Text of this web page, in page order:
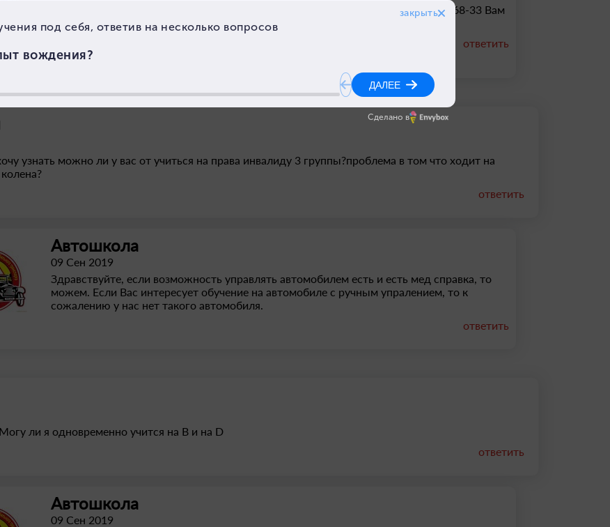
Здравствуйте. Новая группа стартует во второй половине октября. По тел 38-68-33 Вам
все подробно все расскажут, запишут Вас и пригласят на первое занятие.
ответить
узнать можно ли у вас от учиться на права инвалиду 3 группы?проблема в том что ходит на
ответить
Автошкола
09 Сен 2019
Здравствуйте, если возможность управлять автомобилем есть и есть мед справка, то
можем. Если Вас интересует обучение на автомобиле с ручным упралением, то к
сожалению у нас нет такого автомобиля.
ответить
ли я одновременно учится на B и на D
ответить
Автошкола
09 Сен 2019
Сделано в